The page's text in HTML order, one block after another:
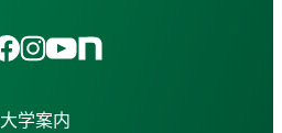
大学案内